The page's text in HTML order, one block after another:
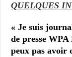
QUELQUES
« Je suis j
de presse
peux pas avoir